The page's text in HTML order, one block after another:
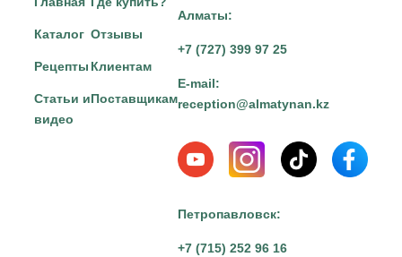
Каталог
Рецепты
Статьи и
видео
Отзывы
Клиентам
Поставщикам
Алматы:
+7 (727) 399 97 25
E-mail:
reception@almatynan.kz
Петропавловск:
+7 (715) 252 96 16